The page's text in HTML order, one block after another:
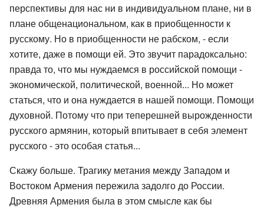
перспективы для нас ни в индивидуальном плане, ни в
плане общенациональном, как в приобщенности к
русскому. Но в приобщенности не рабском, - если
хотите, даже в помощи ей. Это звучит парадоксально:
правда то, что мы нуждаемся в российской помощи -
экономической, политической, военной... Но может
статься, что и она нуждается в нашей помощи. Помощи
духовной. Потому что при теперешней вырожденности
русского армянин, который впитывает в себя элемент
русского - это особая статья...
Скажу больше. Трагику метания между Западом и
Востоком Армения пережила задолго до России.
Древняя Армения была в этом смысле как бы